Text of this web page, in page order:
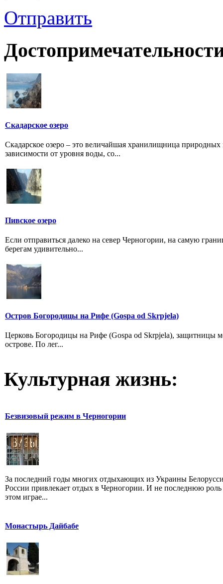
Отправить
Скадарское озеро
Скадарское озеро – это величайшая хранилищница
зависимости от уровня воды, со...
Пивское озеро
Если отправиться далеко на север Черногории, на самую
берегам удивительно...
Остров Богородицы на Рифе (Gospa od Skrpjela)
Церковь Богородицы на Рифе (Gospa od Skrpjela), защитницы
острове. По лег...
Культурная жизнь:
Безвизовый режим в Черногории
За последний годы многих отдыхающих из Украины
России привлекает отдых в Черногории. И не последнюю роль
этом играе...
Монастырь Дайбабе